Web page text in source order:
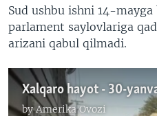
Sud ushbu ishni 14-
parlament saylovlariga
arizani qabul qilmadi.
Xalqaro hayot - 30-
byAmerika Ovozi